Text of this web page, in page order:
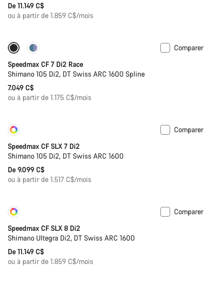
De 11.149 C$
ou à partir de 1.859 C$/mois
Inclut un système d’hydratation
Nouvelles disponibilités
Comparer
Speedmax CF 7 Di2 Race
Shimano 105 Di2, DT Swiss ARC 1600 Spline
7.049 C$
ou à partir de 1.175 C$/mois
Comparer
Speedmax CF SLX 7 Di2
Shimano 105 Di2, DT Swiss ARC 1600
De 9.099 C$
ou à partir de 1.517 C$/mois
Comparer
Speedmax CF SLX 8 Di2
Shimano Ultegra Di2, DT Swiss ARC 1600
De 11.149 C$
ou à partir de 1.859 C$/mois